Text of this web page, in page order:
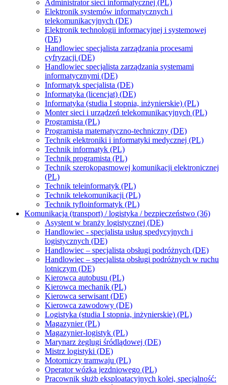
Administrator sieci informatycznej (PL)
Elektronik systemów informatycznych i
telekomunikacyjnych (DE)
Elektronik technologii informacyjnej i systemowej
(DE)
Handlowiec specjalista zarządzania procesami
cyfryzacji (DE)
Handlowiec specjalista zarządzania systemami
informatycznymi (DE)
Informatyk specjalista (DE)
Informatyka (licencjat) (DE)
Informatyka (studia I stopnia, inżynierskie) (PL)
Monter sieci i urządzeń telekomunikacyjnych (PL)
Programista (PL)
Programista matematyczno-techniczny (DE)
Technik elektroniki i informatyki medycznej (PL)
Technik informatyk (PL)
Technik programista (PL)
Technik szerokopasmowej komunikacji elektronicznej
(PL)
Technik teleinformatyk (PL)
Technik telekomunikacji (PL)
Technik tyfloinformatyk (PL)
Komunikacja (transport) / logistyka / bezpieczeństwo (36)
Asystent w branży logistycznej (DE)
Handlowiec - specjalista usług spedycyjnych i
logistycznych (DE)
Handlowiec – specjalista obsługi podróżnych (DE)
Handlowiec – specjalista obsługi podróżnych w ruchu
lotniczym (DE)
Kierowca autobusu (PL)
Kierowca mechanik (PL)
Kierowca serwisant (DE)
Kierowca zawodowy (DE)
Logistyka (studia I stopnia, inżynierskie) (PL)
Magazynier (PL)
Magazynier-logistyk (PL)
Marynarz żeglugi śródlądowej (DE)
Mistrz logistyki (DE)
Motorniczy tramwaju (PL)
Operator wózka jezdniowego (PL)
Pracownik służb eksploatacyjnych kolei, specjalność: